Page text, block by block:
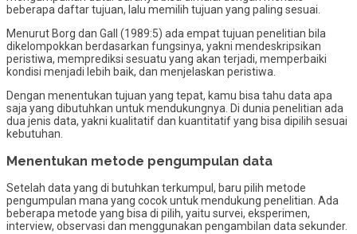
beberapa daftar tujuan, lalu memilih tujuan yang paling sesuai.
Menurut Borg dan Gall (1989:5) ada empat tujuan penelitian bila
dikelompokkan berdasarkan fungsinya, yakni mendeskripsikan
peristiwa, memprediksi sesuatu yang akan terjadi, memperbaiki
kondisi menjadi lebih baik, dan menjelaskan peristiwa.
Dengan menentukan tujuan yang tepat, kamu bisa tahu data apa
saja yang dibutuhkan untuk mendukungnya. Di dunia penelitian ada
dua jenis data, yakni kualitatif dan kuantitatif yang bisa dipilih sesuai
kebutuhan.
Menentukan metode pengumpulan data
Setelah data yang di butuhkan terkumpul, baru pilih metode
pengumpulan mana yang cocok untuk mendukung penelitian. Ada
beberapa metode yang bisa di pilih, yaitu survei, eksperimen,
interview, observasi dan menggunakan pengambilan data sekunder.